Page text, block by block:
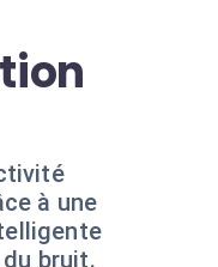
à une
bruit.